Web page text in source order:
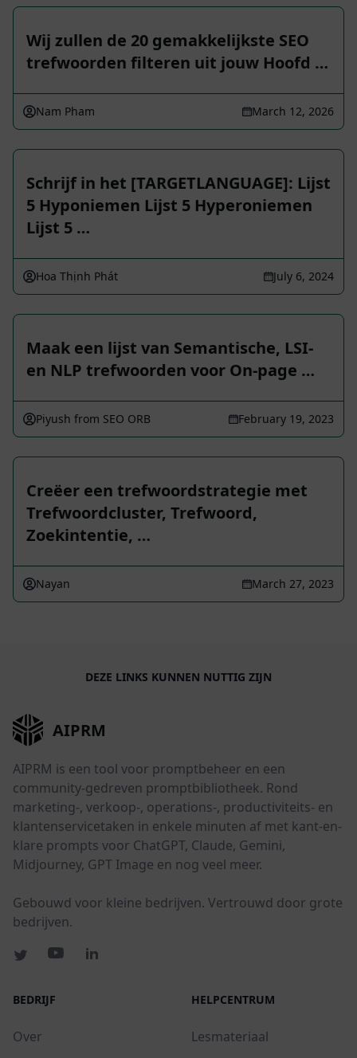
Wij zullen de 20 gemakkelijkste SEO
trefwoorden filteren uit jouw Hoofd …
Nam Pham March 12, 2026
Schrijf in het [TARGETLANGUAGE]: Lijst
5 Hyponiemen Lijst 5 Hyperoniemen
Lijst 5 …
Hoa Thịnh Phát July 6, 2024
Maak een lijst van Semantische, LSI-
en NLP trefwoorden voor On-page …
Piyush from SEO ORB February 19, 2023
Creëer een trefwoordstrategie met
Trefwoordcluster, Trefwoord,
Zoekintentie, …
Nayan March 27, 2023
DEZE LINKS KUNNEN NUTTIG ZIJN
AIPRM
AIPRM is een tool voor promptbeheer en een
community-gedreven promptbibliotheek. Rond
marketing-, verkoop-, operations-, productiviteits- en
klantenservicetaken in enkele minuten af met kant-en-
klare prompts voor ChatGPT, Claude, Gemini,
Midjourney, GPT Image en nog veel meer.
Gebouwd voor kleine bedrijven. Vertrouwd door grote
bedrijven.
BEDRIJF
Over
HELPCENTRUM
Lesmateriaal